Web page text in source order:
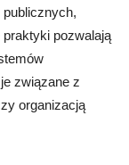
pozwalają
związane z
organizacją